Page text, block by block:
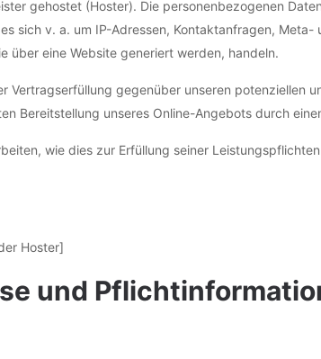
gehostet (Hoster). Die personenbezogenen
sich v. a. um IP-Adressen, Kontaktanfragen,
über eine Website generiert werden, handeln.
Vertragserfüllung gegenüber unseren potenziellen
Bereitstellung unseres Online-Angebots durch
wie dies zur Erfüllung seiner
Hoster]
und